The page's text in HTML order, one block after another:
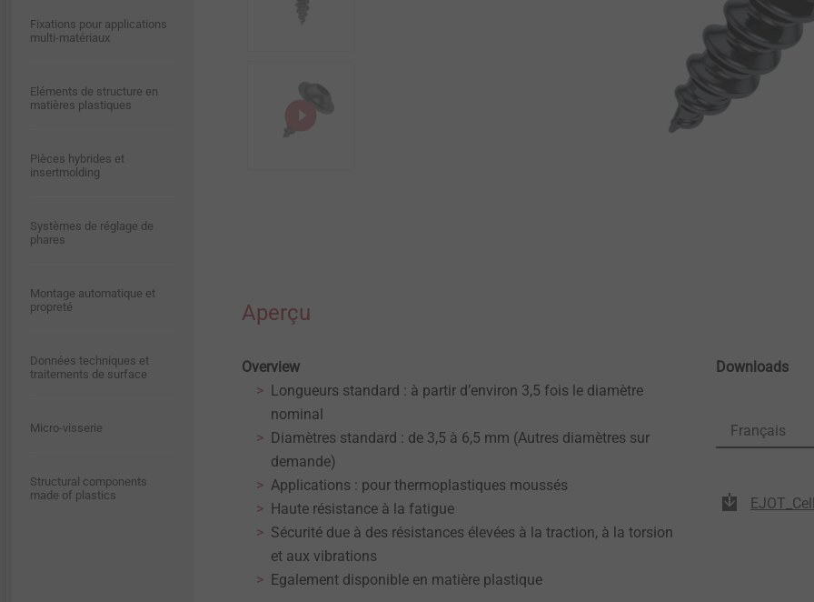
Technique des fenêtres et
Aménagement intérieur
Solutions de fixation pour
systèmes d’ITE
Fixations pour applications
multi-matériaux
Eléments de structure en
matières plastiques
Pièces hybrides et
insertmolding
Systèmes de réglage de
phares
Montage automatique et
propreté
Données techniques et
traitements de surface
Micro-visserie
Structural components
made of plastics
Dispositif d’alerte externe
Carrière
Aperçu
Overview
Longueurs standard : à partir d’environ 3,5 fois le diamètre
nominal
Diamètres standard : de 3,5 à 6,5 mm (Autres diamètres sur
demande)
Applications : pour thermoplastiques moussés
Haute résistance à la fatigue
Sécurité due à des résistances élevées à la traction, à la torsion
et aux vibrations
Egalement disponible en matière plastique
Downloads
Français